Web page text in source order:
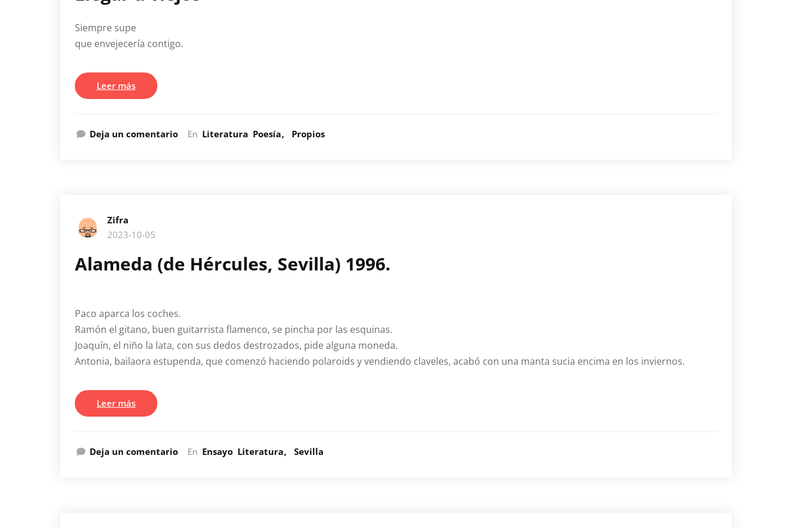
Siempre supe
que envejecería contigo.
Leer más
Deja un comentario En Literatura Poesía Propios
Zifra
2023-10-05
Alameda (de Hércules, Sevilla) 1996.
Paco aparca los coches.
Ramón el gitano, buen guitarrista flamenco, se pincha por las esquinas.
Joaquín, el niño la lata, con sus dedos destrozados, pide alguna moneda.
Antonia, bailaora estupenda, que comenzó haciendo polaroids y vendiendo claveles, acabó con una manta sucia encima en los inviernos.
Leer más
Deja un comentario En Ensayo Literatura Sevilla